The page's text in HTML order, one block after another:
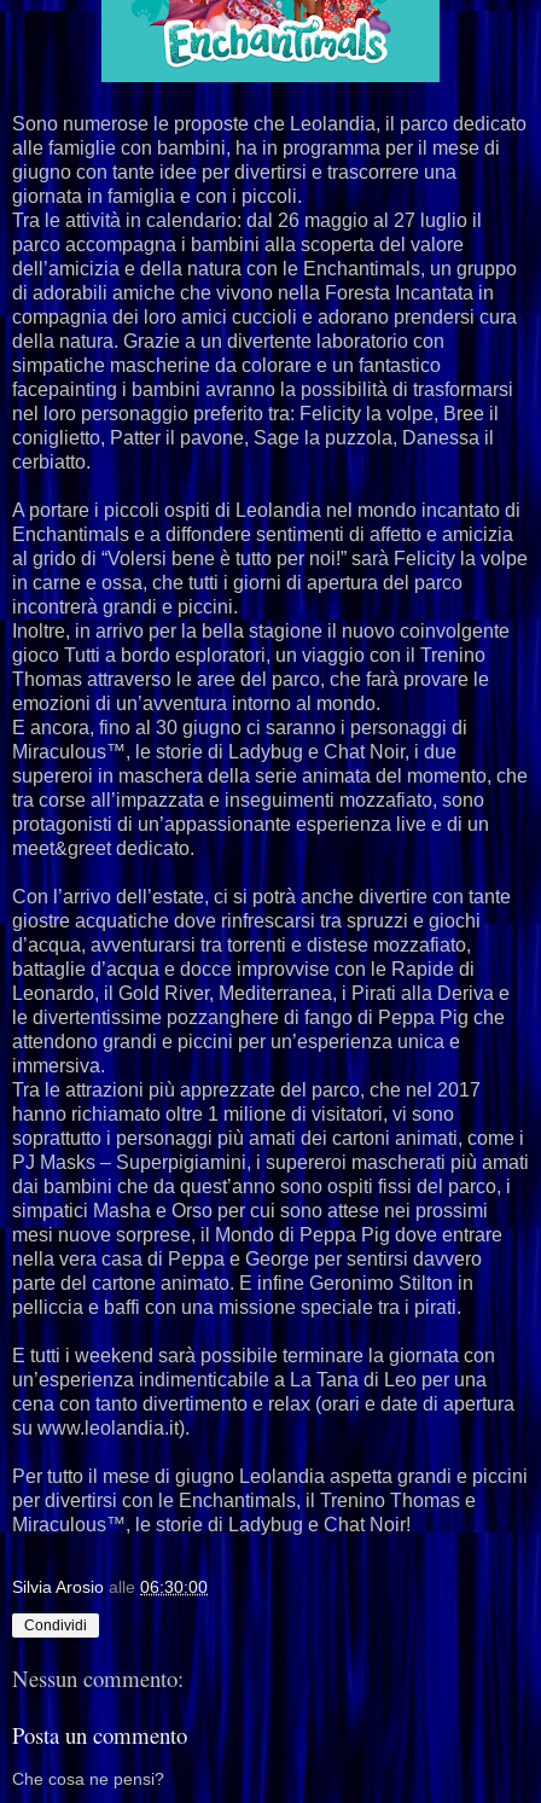
Sono numerose le proposte che Leolandia, il parco dedicato
alle famiglie con bambini, ha in programma per il mese di
giugno con tante idee per divertirsi e trascorrere una
giornata in famiglia e con i piccoli.
Tra le attività in calendario: dal 26 maggio al 27 luglio il
parco accompagna i bambini alla scoperta del valore
dell’amicizia e della natura con le Enchantimals, un gruppo
di adorabili amiche che vivono nella Foresta Incantata in
compagnia dei loro amici cuccioli e adorano prendersi cura
della natura. Grazie a un divertente laboratorio con
simpatiche mascherine da colorare e un fantastico
facepainting i bambini avranno la possibilità di trasformarsi
nel loro personaggio preferito tra: Felicity la volpe, Bree il
coniglietto, Patter il pavone, Sage la puzzola, Danessa il
cerbiatto.
A portare i piccoli ospiti di Leolandia nel mondo incantato di
Enchantimals e a diffondere sentimenti di affetto e amicizia
al grido di “Volersi bene è tutto per noi!” sarà Felicity la volpe
in carne e ossa, che tutti i giorni di apertura del parco
incontrerà grandi e piccini.
Inoltre, in arrivo per la bella stagione il nuovo coinvolgente
gioco Tutti a bordo esploratori, un viaggio con il Trenino
Thomas attraverso le aree del parco, che farà provare le
emozioni di un’avventura intorno al mondo.
E ancora, fino al 30 giugno ci saranno i personaggi di
Miraculous™, le storie di Ladybug e Chat Noir, i due
supereroi in maschera della serie animata del momento, che
tra corse all’impazzata e inseguimenti mozzafiato, sono
protagonisti di un’appassionante esperienza live e di un
meet&greet dedicato.
Con l’arrivo dell’estate, ci si potrà anche divertire con tante
giostre acquatiche dove rinfrescarsi tra spruzzi e giochi
d’acqua, avventurarsi tra torrenti e distese mozzafiato,
battaglie d’acqua e docce improvvise con le Rapide di
Leonardo, il Gold River, Mediterranea, i Pirati alla Deriva e
le divertentissime pozzanghere di fango di Peppa Pig che
attendono grandi e piccini per un’esperienza unica e
immersiva.
Tra le attrazioni più apprezzate del parco, che nel 2017
hanno richiamato oltre 1 milione di visitatori, vi sono
soprattutto i personaggi più amati dei cartoni animati, come i
PJ Masks – Superpigiamini, i supereroi mascherati più amati
dai bambini che da quest’anno sono ospiti fissi del parco, i
simpatici Masha e Orso per cui sono attese nei prossimi
mesi nuove sorprese, il Mondo di Peppa Pig dove entrare
nella vera casa di Peppa e George per sentirsi davvero
parte del cartone animato. E infine Geronimo Stilton in
pelliccia e baffi con una missione speciale tra i pirati.
E tutti i weekend sarà possibile terminare la giornata con
un’esperienza indimenticabile a La Tana di Leo per una
cena con tanto divertimento e relax (orari e date di apertura
su www.leolandia.it).
Per tutto il mese di giugno Leolandia aspetta grandi e piccini
per divertirsi con le Enchantimals, il Trenino Thomas e
Miraculous™, le storie di Ladybug e Chat Noir!
Silvia Arosio alle 06:30:00
Condividi
Nessun commento:
Posta un commento
Che cosa ne pensi?